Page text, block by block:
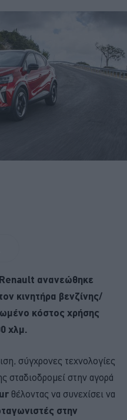
ανανεώθηκε
κινητήρα βενζίνης/
κόστος χρήσης
χλμ.
σύγχρονες τεχνολογίες
σταδιοδρομεί στην αγορά
θέλοντας να συνεχίσει να
στην